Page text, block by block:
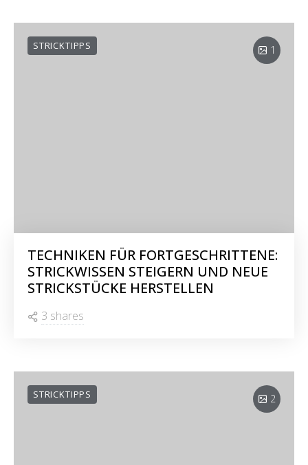
1
STRICKTIPPS
TECHNIKEN FÜR FORTGESCHRITTENE:
STRICKWISSEN STEIGERN UND NEUE
STRICKSTÜCKE HERSTELLEN
3 shares
2
STRICKTIPPS